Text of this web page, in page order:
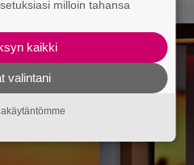
milloin tahansa
kaikki
valintani